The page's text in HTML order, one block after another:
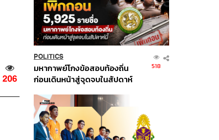
206
POLITICS
มหากาพย์โกงข้อสอบท้องถิ่น
ก่อนเดินหน้าสู่จุดจบในสัปดาห์
518